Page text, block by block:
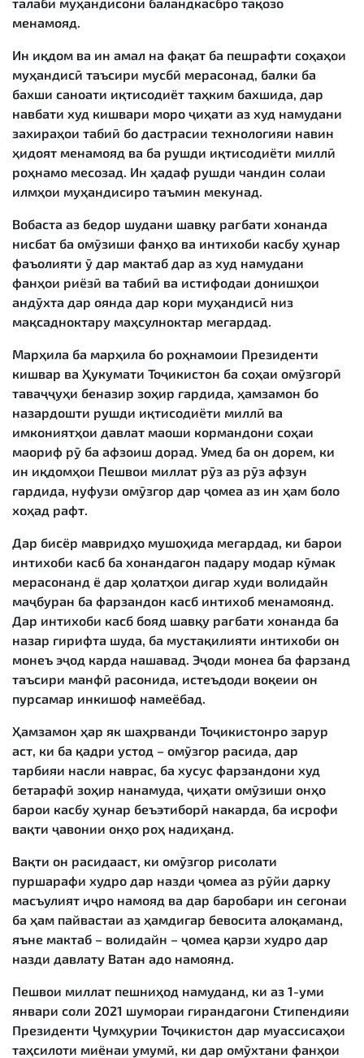
менамояд.
Ин иқдом ва ин амал на фақат ба пешрафти соҳаҳои
муҳандисӣ таъсири мусбӣ мерасонад, балки ба
бахши саноати иқтисодиёт таҳким бахшида, дар
навбати худ кишвари моро ҷиҳати аз худ намудани
захираҳои табиӣ бо дастрасии технологияи навин
ҳидоят менамояд ва ба рушди иқтисодиёти миллӣ
роҳнамо месозад. Ин ҳадаф рушди чандин солаи
илмҳои муҳандисиро таъмин мекунад.
Вобаста аз бедор шудани шавқу рағбати хонанда
нисбат ба омӯзиши фанҳо ва интихоби касбу ҳунар
фаъолияти ӯ дар мактаб дар аз худ намудани
фанҳои риёзӣ ва табиӣ ва истифодаи донишҳои
андӯхта дар оянда дар кори муҳандисӣ низ
мақсадноктару маҳсулноктар мегардад.
Марҳила ба марҳила бо роҳнамоии Президенти
кишвар ва Ҳукумати Тоҷикистон ба соҳаи омӯзгорӣ
таваҷҷуҳи беназир зоҳир гардида, ҳамзамон бо
назардошти рушди иқтисодиёти миллӣ ва
имкониятҳои давлат маоши кормандони соҳаи
маориф рӯ ба афзоиш дорад. Умед ба он дорем, ки
ин иқдомҳои Пешвои миллат рӯз аз рӯз афзун
гардида, нуфузи омӯзгор дар ҷомеа аз ин ҳам боло
хоҳад рафт.
Дар бисёр мавридҳо мушоҳида мегардад, ки барои
интихоби касб ба хонандагон падару модар кӯмак
мерасонанд ё дар ҳолатҳои дигар худи волидайн
маҷбуран ба фарзандон касб интихоб менамоянд.
Дар интихоби касб бояд шавқу рағбати хонанда ба
назар гирифта шуда, ба мустақилияти интихоби он
монеъ эҷод карда нашавад. Эҷоди монеа ба фарзанд
таъсири манфӣ расонида, истеъдоди воқеии он
пурсамар инкишоф намеёбад.
Ҳамзамон ҳар як шаҳрванди Тоҷикистонро зарур
аст, ки ба қадри устод – омӯзгор расида, дар
тарбияи насли наврас, ба хусус фарзандони худ
бетарафӣ зоҳир нанамуда, ҷиҳати омӯзиши онҳо
барои касбу ҳунар беъэтиборӣ накарда, ба исрофи
вақти ҷавонии онҳо роҳ надиҳанд.
Вақти он расидааст, ки омӯзгор рисолати
пуршарафи худро дар назди ҷомеа аз рӯйи дарку
масъулият иҷро намояд ва дар баробари ин сегонаи
ба ҳам пайвастаи аз ҳамдигар бевосита алоқаманд,
яъне мактаб – волидайн – ҷомеа қарзи худро дар
назди давлату Ватан адо намоянд.
Пешвои миллат пешниҳод намуданд, ки аз 1-уми
январи соли 2021 шумораи гирандагони Стипендияи
Президенти Ҷумҳурии Тоҷикистон дар муассисаҳои
таҳсилоти миёнаи умумӣ, ки дар омӯхтани фанҳои